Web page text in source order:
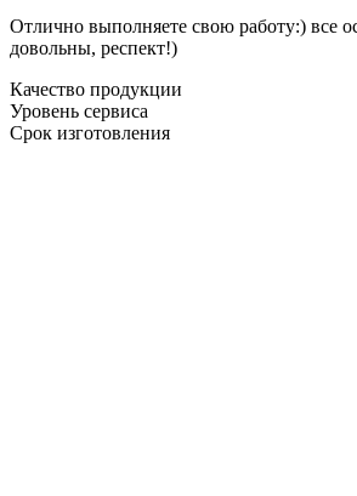
Отлично выполняете свою работу:) все
довольны, респект!)
Качество продукции
Уровень сервиса
Срок изготовления